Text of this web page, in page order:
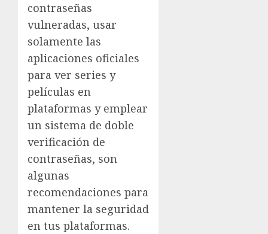
contraseñas
vulneradas, usar
solamente las
aplicaciones oficiales
para ver series y
películas en
plataformas y emplear
un sistema de doble
verificación de
contraseñas, son
algunas
recomendaciones para
mantener la seguridad
en tus plataformas.